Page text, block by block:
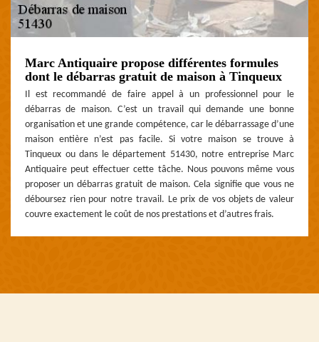
Marc Antiquaire propose différentes formules
dont le débarras gratuit de maison à Tinqueux
Il est recommandé de faire appel à un professionnel pour le
débarras de maison. C’est un travail qui demande une bonne
organisation et une grande compétence, car le débarrassage d’une
maison entière n’est pas facile. Si votre maison se trouve à
Tinqueux ou dans le département 51430, notre entreprise Marc
Antiquaire peut effectuer cette tâche. Nous pouvons même vous
proposer un débarras gratuit de maison. Cela signifie que vous ne
déboursez rien pour notre travail. Le prix de vos objets de valeur
couvre exactement le coût de nos prestations et d’autres frais.